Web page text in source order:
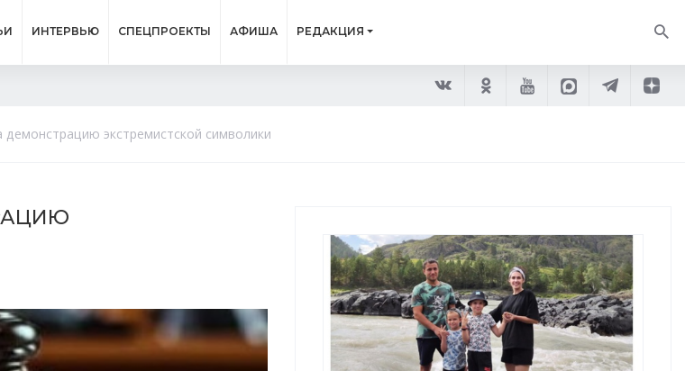
ИНТЕРВЬЮ СПЕЦПРОЕКТЫ АФИША РЕДАКЦИЯ
демонстрацию экстремистской символики